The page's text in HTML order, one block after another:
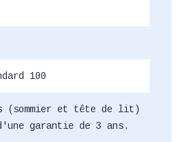
100
(sommier et tête de lit)
garantie de 3 ans.